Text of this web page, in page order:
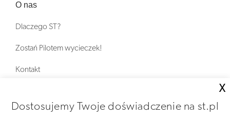
O nas
Dlaczego ST?
Zostań Pilotem wycieczek!
Kontakt
FAQ
Dostosujemy Twoje doświadczenie na st.pl
X